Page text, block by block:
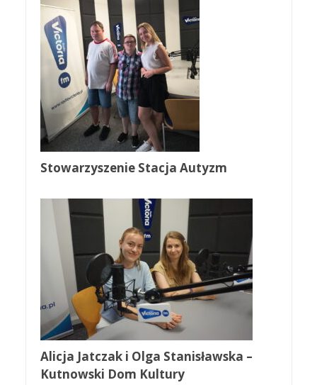
Stowarzyszenie Stacja Autyzm
Alicja Jatczak i Olga Stanisławska –
Kutnowski Dom Kultury